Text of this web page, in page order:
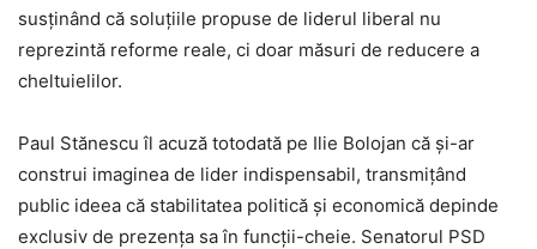
susținând că soluțiile propuse de liderul liberal nu
reprezintă reforme reale, ci doar măsuri de reducere a
cheltuielilor.
Paul Stănescu îl acuză totodată pe Ilie Bolojan că și-ar
construi imaginea de lider indispensabil, transmițând
public ideea că stabilitatea politică și economică depinde
exclusiv de prezența sa în funcții-cheie. Senatorul PSD